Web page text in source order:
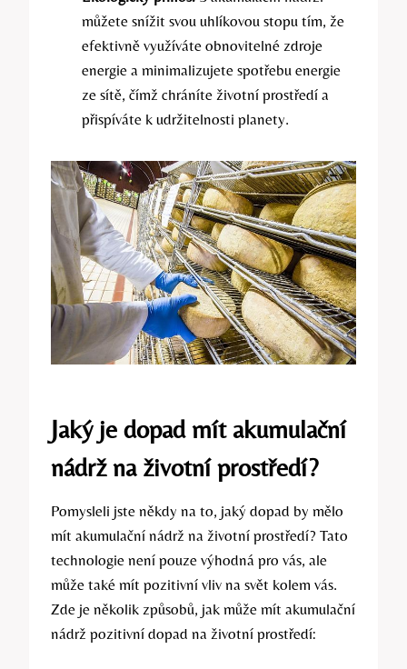
můžete snížit svou uhlíkovou stopu tím, že
efektivně využíváte obnovitelné zdroje
energie a minimalizujete spotřebu energie
ze sítě, čímž chráníte životní prostředí a
přispíváte k udržitelnosti planety.
Jaký je dopad mít akumulační
nádrž na životní prostředí?
Pomysleli jste někdy na to, jaký dopad by mělo
mít akumulační nádrž na životní prostředí? Tato
technologie není pouze výhodná pro vás, ale
může také mít pozitivní vliv na svět kolem vás.
Zde je několik způsobů, jak může mít akumulační
nádrž pozitivní dopad na životní prostředí: